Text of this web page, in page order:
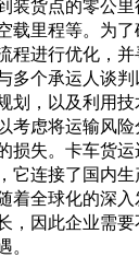
装货点的零公
载里程等。为
程进行优化，
多个承运人谈
划，以及利用技
考虑将运输风
损失。卡车货
它连接了国内
着全球化的深
，因此企业需